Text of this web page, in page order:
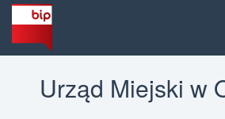
Urząd Miejski w